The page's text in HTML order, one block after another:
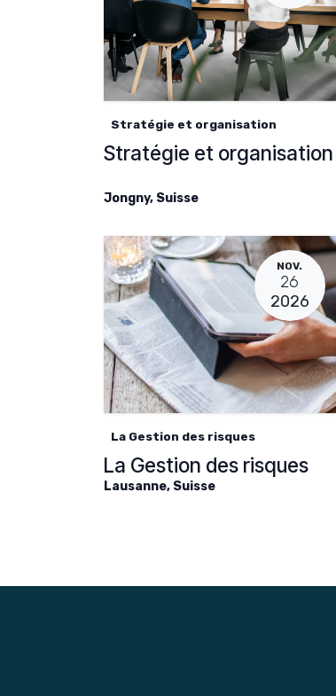
Stratégie et organisation
Stratégie et organisation
Jongny, Suisse
NOV.
26
2026
La Gestion des risques
La Gestion des risques
Lausanne, Suisse